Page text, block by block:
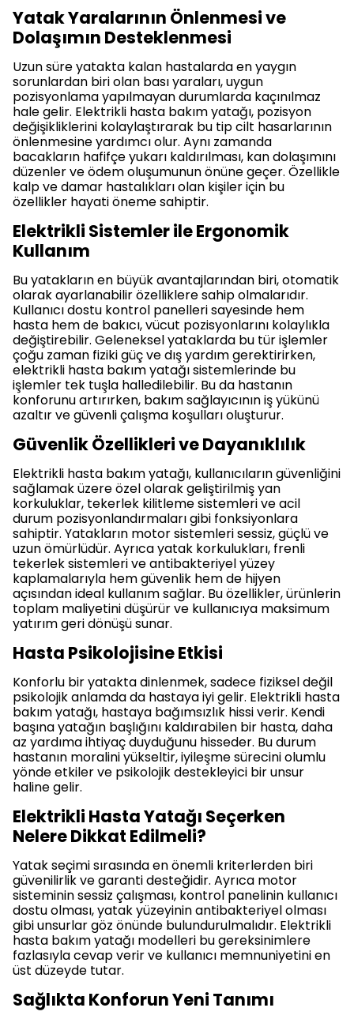
Yatak Yaralarının Önlenmesi ve
Dolaşımın Desteklenmesi
Uzun süre yatakta kalan hastalarda en yaygın
sorunlardan biri olan bası yaraları, uygun
pozisyonlama yapılmayan durumlarda kaçınılmaz
hale gelir. Elektrikli hasta bakım yatağı, pozisyon
değişikliklerini kolaylaştırarak bu tip cilt hasarlarının
önlenmesine yardımcı olur. Aynı zamanda
bacakların hafifçe yukarı kaldırılması, kan dolaşımını
düzenler ve ödem oluşumunun önüne geçer. Özellikle
kalp ve damar hastalıkları olan kişiler için bu
özellikler hayati öneme sahiptir.
Elektrikli Sistemler ile Ergonomik
Kullanım
Bu yatakların en büyük avantajlarından biri, otomatik
olarak ayarlanabilir özelliklere sahip olmalarıdır.
Kullanıcı dostu kontrol panelleri sayesinde hem
hasta hem de bakıcı, vücut pozisyonlarını kolaylıkla
değiştirebilir. Geleneksel yataklarda bu tür işlemler
çoğu zaman fiziki güç ve dış yardım gerektirirken,
elektrikli hasta bakım yatağı sistemlerinde bu
işlemler tek tuşla halledilebilir. Bu da hastanın
konforunu artırırken, bakım sağlayıcının iş yükünü
azaltır ve güvenli çalışma koşulları oluşturur.
Güvenlik Özellikleri ve Dayanıklılık
Elektrikli hasta bakım yatağı, kullanıcıların güvenliğini
sağlamak üzere özel olarak geliştirilmiş yan
korkuluklar, tekerlek kilitleme sistemleri ve acil
durum pozisyonlandırmaları gibi fonksiyonlara
sahiptir. Yatakların motor sistemleri sessiz, güçlü ve
uzun ömürlüdür. Ayrıca yatak korkulukları, frenli
tekerlek sistemleri ve antibakteriyel yüzey
kaplamalarıyla hem güvenlik hem de hijyen
açısından ideal kullanım sağlar. Bu özellikler, ürünlerin
toplam maliyetini düşürür ve kullanıcıya maksimum
yatırım geri dönüşü sunar.
Hasta Psikolojisine Etkisi
Konforlu bir yatakta dinlenmek, sadece fiziksel değil
psikolojik anlamda da hastaya iyi gelir. Elektrikli hasta
bakım yatağı, hastaya bağımsızlık hissi verir. Kendi
başına yatağın başlığını kaldırabilen bir hasta, daha
az yardıma ihtiyaç duyduğunu hisseder. Bu durum
hastanın moralini yükseltir, iyileşme sürecini olumlu
yönde etkiler ve psikolojik destekleyici bir unsur
haline gelir.
Elektrikli Hasta Yatağı Seçerken
Nelere Dikkat Edilmeli?
Yatak seçimi sırasında en önemli kriterlerden biri
güvenilirlik ve garanti desteğidir. Ayrıca motor
sisteminin sessiz çalışması, kontrol panelinin kullanıcı
dostu olması, yatak yüzeyinin antibakteriyel olması
gibi unsurlar göz önünde bulundurulmalıdır. Elektrikli
hasta bakım yatağı modelleri bu gereksinimlere
fazlasıyla cevap verir ve kullanıcı memnuniyetini en
üst düzeyde tutar.
Sağlıkta Konforun Yeni Tanımı